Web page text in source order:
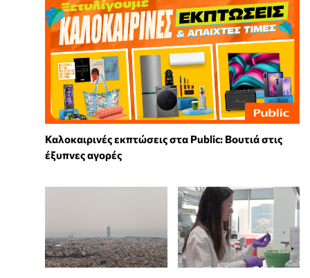
Καλοκαιρινές εκπτώσεις στα Public: Βουτιά στις
έξυπνες αγορές